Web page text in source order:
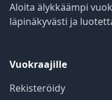
Aloita älykkäämpi
läpinäkyvästi ja
Vuokraajille
Rekisteröidy